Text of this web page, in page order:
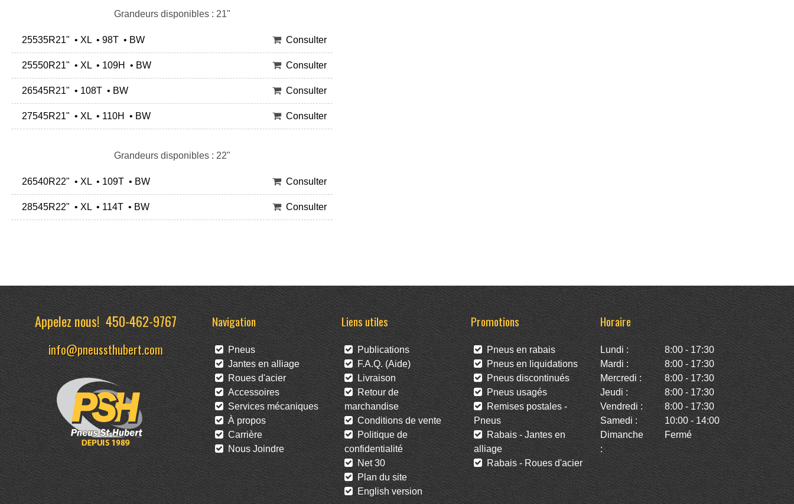
Grandeurs disponibles : 21"
25535R21" • XL • 98T • BW Consulter
25550R21" • XL • 109H • BW Consulter
26545R21" • 108T • BW Consulter
27545R21" • XL • 110H • BW Consulter
Grandeurs disponibles : 22"
26540R22" • XL • 109T • BW Consulter
28545R22" • XL • 114T • BW Consulter
Appelez nous!450-462-9767
info@pneussthubert.com
Navigation
Pneus
Jantes en alliage
Roues d'acier
Accessoires
Services mécaniques
À propos
Carrière
Nous Joindre
Liens utiles
Publications
F.A.Q. (Aide)
Livraison
Retour de
marchandise
Conditions de vente
Politique de
confidentialité
Net 30
Plan du site
English version
Promotions
Pneus en rabais
Pneus en liquidations
Pneus discontinués
Pneus usagés
Remises postales -
Pneus
Rabais - Jantes en
alliage
Rabais - Roues d'acier
Horaire
Lundi :
8:00 - 17:30
Mardi :
8:00 - 17:30
Mercredi :
8:00 - 17:30
Jeudi :
8:00 - 17:30
Vendredi :
8:00 - 17:30
Samedi :
10:00 - 14:00
Dimanche
:
Fermé